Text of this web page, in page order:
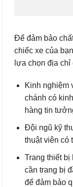
Để đảm bảo
chiếc xe của
lựa chọn địa
Kinh nghiệm
chánh có
hàng tin
Đội ngũ kỹ
thuật viên có
Trang thiết bị
cần trang bị
để đảm bảo